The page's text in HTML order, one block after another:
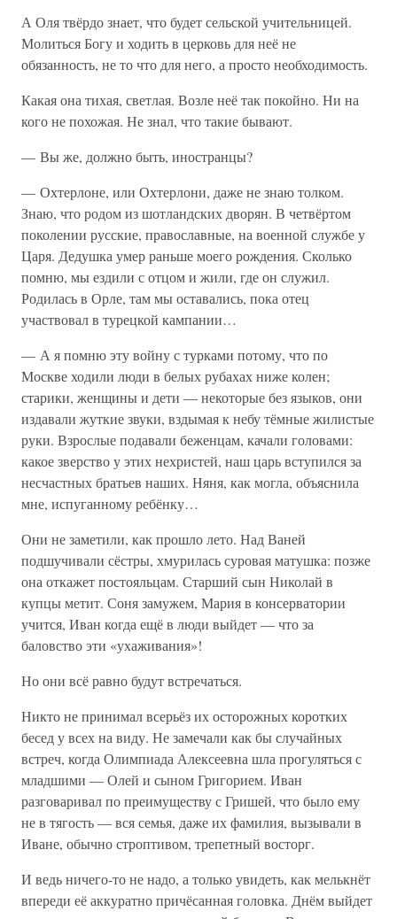
А Оля твёрдо знает, что будет сельской учительницей.
Молиться Богу и ходить в церковь для неё не
обязанность, не то что для него, а просто необходимость.
Какая она тихая, светлая. Возле неё так покойно. Ни на
кого не похожая. Не знал, что такие бывают.
— Вы же, должно быть, иностранцы?
— Охтерлоне, или Охтерлони, даже не знаю толком.
Знаю, что родом из шотландских дворян. В четвёртом
поколении русские, православные, на военной службе у
Царя. Дедушка умер раньше моего рождения. Сколько
помню, мы ездили с отцом и жили, где он служил.
Родилась в Орле, там мы оставались, пока отец
участвовал в турецкой кампании…
— А я помню эту войну с турками потому, что по
Москве ходили люди в белых рубахах ниже колен;
старики, женщины и дети — некоторые без языков, они
издавали жуткие звуки, вздымая к небу тёмные жилистые
руки. Взрослые подавали беженцам, качали головами:
какое зверство у этих нехристей, наш царь вступился за
несчастных братьев наших. Няня, как могла, объяснила
мне, испуганному ребёнку…
Они не заметили, как прошло лето. Над Ваней
подшучивали сёстры, хмурилась суровая матушка: позже
она откажет постояльцам. Старший сын Николай в
купцы метит. Соня замужем, Мария в консерватории
учится, Иван когда ещё в люди выйдет — что за
баловство эти «ухаживания»!
Но они всё равно будут встречаться.
Никто не принимал всерьёз их осторожных коротких
бесед у всех на виду. Не замечали как бы случайных
встреч, когда Олимпиада Алексеевна шла прогуляться с
младшими — Олей и сыном Григорием. Иван
разговаривал по преимуществу с Гришей, что было ему
не в тягость — вся семья, даже их фамилия, вызывали в
Иване, обычно строптивом, трепетный восторг.
И ведь ничего-то не надо, а только увидеть, как мелькнёт
впереди её аккуратно причёсанная головка. Днём выйдет